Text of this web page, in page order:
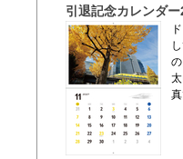
引退記念カレンダ
真